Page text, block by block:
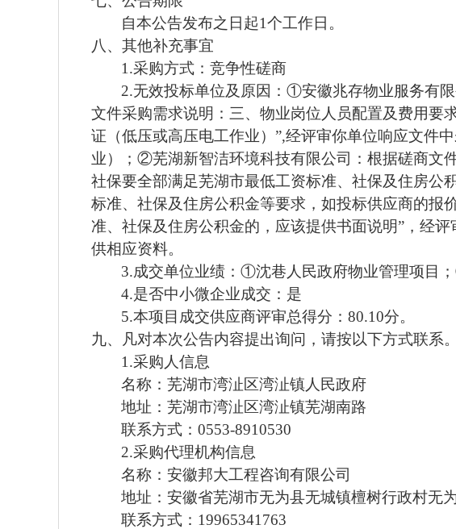
自本公告发布之日起1个工作日。
八、其他补充事宜
1.采购方式：竞争性磋商
2.无效投标单位及原因：①安徽兆存物业服务有
文件采购需求说明：三、物业岗位人员配置及费用要
证（低压或高压电工作业）”,经评审你单位响应文件
业）；②芜湖新智洁环境科技有限公司：根据磋商文
社保要全部满足芜湖市最低工资标准、社保及住房公
标准、社保及住房公积金等要求，如投标供应商的报
准、社保及住房公积金的，应该提供书面说明”，经
供相应资料。
3.成交单位业绩：①沈巷人民政府物业管理项目
4.是否中小微企业成交：是
5.本项目成交供应商评审总得分：80.10分。
九、凡对本次公告内容提出询问，请按以下方式联系。
1.采购人信息
名称：芜湖市湾沚区湾沚镇人民政府
地址：芜湖市湾沚区湾沚镇芜湖
联系方式：0553-8910530
2.采购代理机构信息
名称：安徽邦大工程咨询有限公司
地址：安徽省芜湖市无为县无城镇檀树行政村无
联系方式： 19965341763